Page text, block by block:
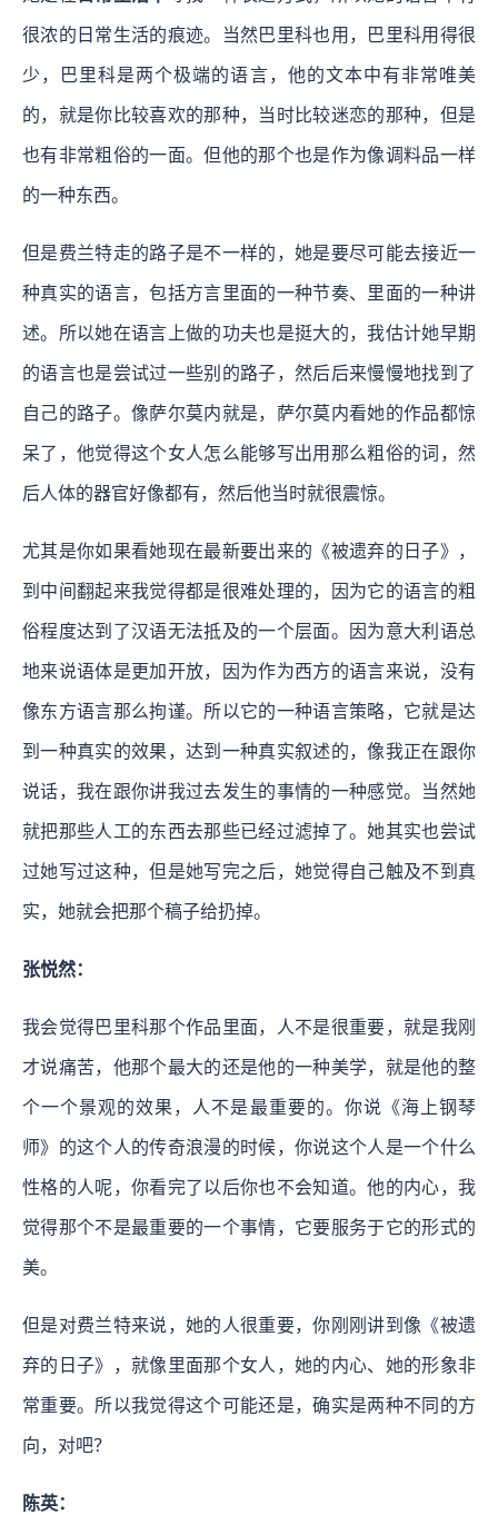
很浓的日常生活的痕迹。当然巴里科也用，巴里科用得很
少，巴里科是两个极端的语言，他的文本中有非常唯美
的，就是你比较喜欢的那种，当时比较迷恋的那种，但是
也有非常粗俗的一面。但他的那个也是作为像调料品一样
的一种东西。
但是费兰特走的路子是不一样的，她是要尽可能去接近一
种真实的语言，包括方言里面的一种节奏、里面的一种讲
述。所以她在语言上做的功夫也是挺大的，我估计她早期
的语言也是尝试过一些别的路子，然后后来慢慢地找到了
自己的路子。像萨尔莫内就是，萨尔莫内看她的作品都惊
呆了，他觉得这个女人怎么能够写出用那么粗俗的词，然
后人体的器官好像都有，然后他当时就很震惊。
尤其是你如果看她现在最新要出来的《被遗弃的日子》，
到中间翻起来我觉得都是很难处理的，因为它的语言的粗
俗程度达到了汉语无法抵及的一个层面。因为意大利语总
地来说语体是更加开放，因为作为西方的语言来说，没有
像东方语言那么拘谨。所以它的一种语言策略，它就是达
到一种真实的效果，达到一种真实叙述的，像我正在跟你
说话，我在跟你讲我过去发生的事情的一种感觉。当然她
就把那些人工的东西去那些已经过滤掉了。她其实也尝试
过她写过这种，但是她写完之后，她觉得自己触及不到真
实，她就会把那个稿子给扔掉。
张悦然：
我会觉得巴里科那个作品里面，人不是很重要，就是我刚
才说痛苦，他那个最大的还是他的一种美学，就是他的整
个一个景观的效果，人不是最重要的。你说《海上钢琴
师》的这个人的传奇浪漫的时候，你说这个人是一个什么
性格的人呢，你看完了以后你也不会知道。他的内心，我
觉得那个不是最重要的一个事情，它要服务于它的形式的
美。
但是对费兰特来说，她的人很重要，你刚刚讲到像《被遗
弃的日子》，就像里面那个女人，她的内心、她的形象非
常重要。所以我觉得这个可能还是，确实是两种不同的方
向，对吧？
陈英：